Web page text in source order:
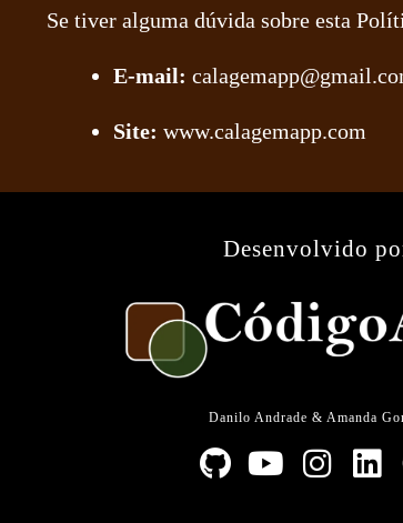
Se tiver alguma dúvida sobre esta
E-mail:
Site: www.calagemapp.com
Desenvolvido
Danilo Andrade & Amanda
G
i
Y
o
I
n
L
i